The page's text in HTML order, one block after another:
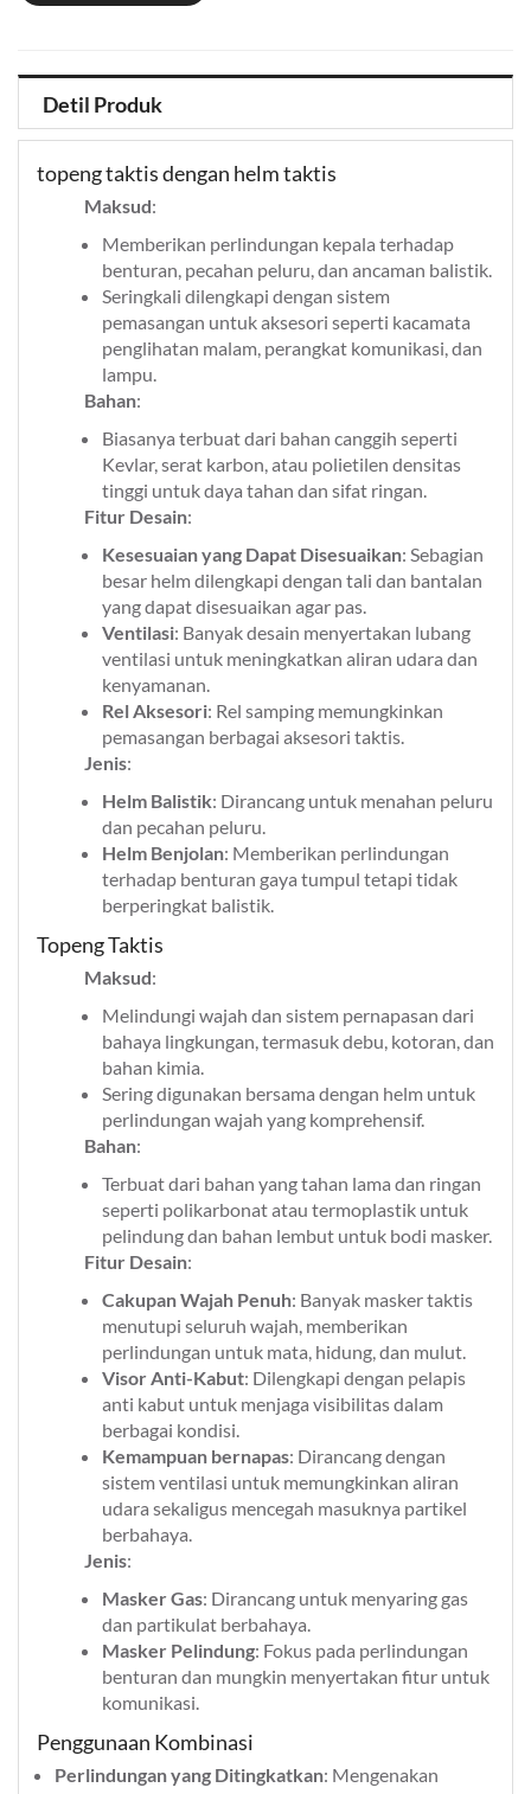
Detil Produk
topeng taktis dengan helm taktis
Maksud:
Memberikan perlindungan kepala terhadap
benturan, pecahan peluru, dan ancaman balistik.
Seringkali dilengkapi dengan sistem
pemasangan untuk aksesori seperti kacamata
penglihatan malam, perangkat komunikasi, dan
lampu.
Bahan:
Biasanya terbuat dari bahan canggih seperti
Kevlar, serat karbon, atau polietilen densitas
tinggi untuk daya tahan dan sifat ringan.
Fitur Desain:
Kesesuaian yang Dapat Disesuaikan: Sebagian
besar helm dilengkapi dengan tali dan bantalan
yang dapat disesuaikan agar pas.
Ventilasi: Banyak desain menyertakan lubang
ventilasi untuk meningkatkan aliran udara dan
kenyamanan.
Rel Aksesori: Rel samping memungkinkan
pemasangan berbagai aksesori taktis.
Jenis:
Helm Balistik: Dirancang untuk menahan peluru
dan pecahan peluru.
Helm Benjolan: Memberikan perlindungan
terhadap benturan gaya tumpul tetapi tidak
berperingkat balistik.
Topeng Taktis
Maksud:
Melindungi wajah dan sistem pernapasan dari
bahaya lingkungan, termasuk debu, kotoran, dan
bahan kimia.
Sering digunakan bersama dengan helm untuk
perlindungan wajah yang komprehensif.
Bahan:
Terbuat dari bahan yang tahan lama dan ringan
seperti polikarbonat atau termoplastik untuk
pelindung dan bahan lembut untuk bodi masker.
Fitur Desain:
Cakupan Wajah Penuh: Banyak masker taktis
menutupi seluruh wajah, memberikan
perlindungan untuk mata, hidung, dan mulut.
Visor Anti-Kabut: Dilengkapi dengan pelapis
anti kabut untuk menjaga visibilitas dalam
berbagai kondisi.
Kemampuan bernapas: Dirancang dengan
sistem ventilasi untuk memungkinkan aliran
udara sekaligus mencegah masuknya partikel
berbahaya.
Jenis:
Masker Gas: Dirancang untuk menyaring gas
dan partikulat berbahaya.
Masker Pelindung: Fokus pada perlindungan
benturan dan mungkin menyertakan fitur untuk
komunikasi.
Penggunaan Kombinasi
Perlindungan yang Ditingkatkan: Mengenakan